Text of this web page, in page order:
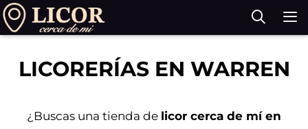
Saltar
al
LICORERÍAS EN WARREN
¿Buscas una tienda de licor cerca de mí en